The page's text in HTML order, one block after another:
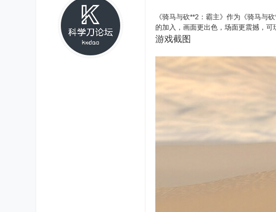
《骑马与砍**2：霸主》作为《骑马与
的加入，画面更出色，场面更震撼，可
游戏截图